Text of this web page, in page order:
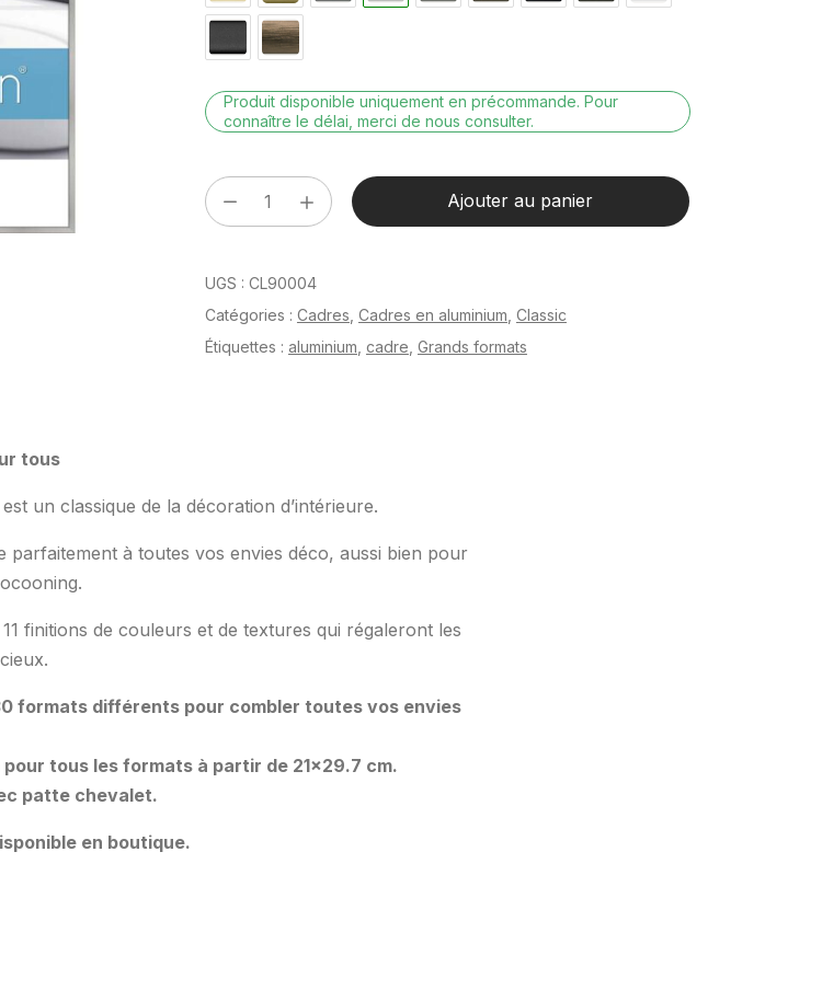
Produit disponible uniquement en précommande. Pour
connaître le délai, merci de nous consulter.
quantité
de
Argent
mat
70
Ajouter au panier
UGS : CL90004
Catégories : Cadres Cadres en aluminium Classic
Étiquettes : aluminium cadre Grands formats
tous
un classique de la décoration d’intérieure.
parfaitement à toutes vos envies déco, aussi bien pour
finitions de couleurs et de textures qui régaleront les
formats différents pour combler toutes vos envies
tous les formats à partir de 21×29.7 cm.
patte chevalet.
en boutique.